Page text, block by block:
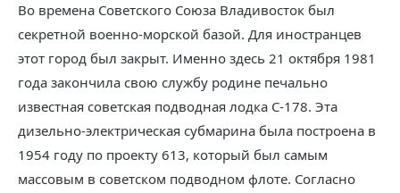
Во времена Советского Союза Владивосток был
секретной военно-морской базой. Для иностранцев
этот город был закрыт. Именно здесь 21 октября 1981
года закончила свою службу родине печально
известная советская подводная лодка С-178. Эта
дизельно-электрическая субмарина была построена в
1954 году по проекту 613, который был самым
массовым в советском подводном флоте. Согласно